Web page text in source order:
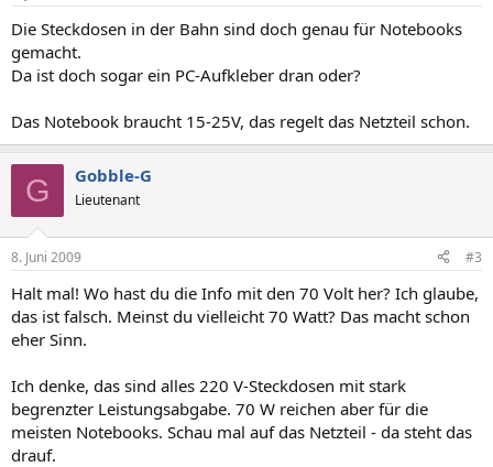
Die Steckdosen in der Bahn sind doch genau für Notebooks
gemacht.
Da ist doch sogar ein PC-Aufkleber dran oder?
Das Notebook braucht 15-25V, das regelt das Netzteil schon.
G Gobble-G
Lieutenant
8. Juni 2009 #3
Halt mal! Wo hast du die Info mit den 70 Volt her? Ich glaube,
das ist falsch. Meinst du vielleicht 70 Watt? Das macht schon
eher Sinn.
Ich denke, das sind alles 220 V-Steckdosen mit stark
begrenzter Leistungsabgabe. 70 W reichen aber für die
meisten Notebooks. Schau mal auf das Netzteil - da steht das
drauf.